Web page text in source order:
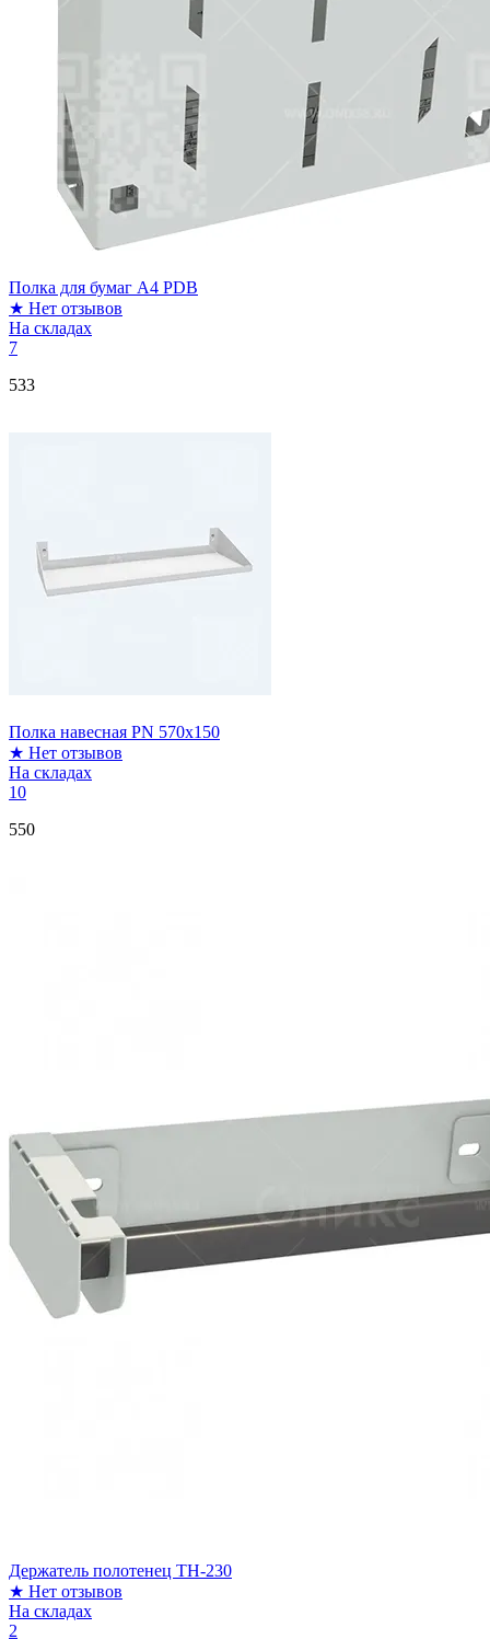
Полка для бумаг А4 PDB
★ Нет отзывов
На складах
7
533
Полка навесная PN 570x150
★ Нет отзывов
На складах
10
550
Держатель полотенец TH-230
★ Нет отзывов
На складах
2